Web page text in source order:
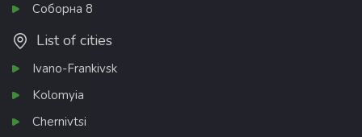
Соборна 8
List of cities
Ivano-Frankivsk
Kolomyia
Chernivtsi